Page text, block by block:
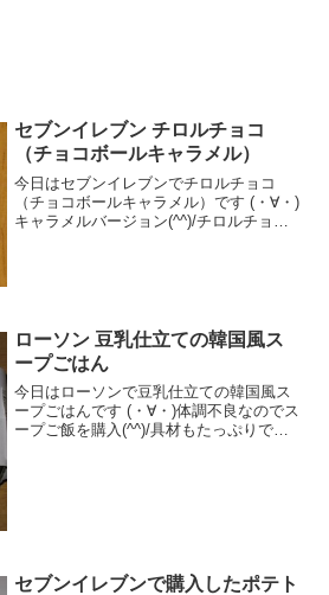
セブンイレブン チロルチョコ
（チョコボールキャラメル）
今日はセブンイレブンでチロルチョコ
（チョコボールキャラメル）です (・∀・)
キャラメルバージョン(^^)/チロルチョコ
ローソン 豆乳仕立ての韓国風ス
ープごはん
今日はローソンで豆乳仕立ての韓国風ス
ープごはんです (・∀・)体調不良なのでス
ープご飯を購入(^^)/具材もたっぷりです
セブンイレブンで購入したポテト